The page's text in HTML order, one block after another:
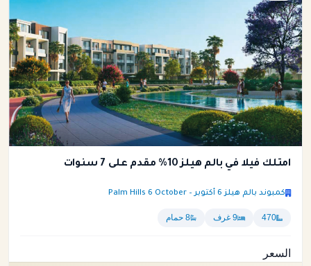
امتلك فيلا في بالم هيلز 10% مقدم على 7 سنوات
كمبوند بالم هيلز 6 أكتوبر – Palm Hills 6 October
470 9 غرف 8 حمام
السعر